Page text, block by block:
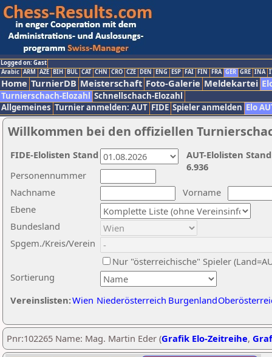
Logged on: Gast
Arabic ARM AZE BIH BUL CAT CHN CRO CZE DEN ENG ESP FAI FIN FRA GER GRE INA
Home TurnierDB Meisterschaft Foto-Galerie Meldekartei
Turnierschach-Elozahl Schnellschach-Elozahl
Allgemeines Turnier anmelden: AUT FIDE Spieler anmelden Elo
Willkommen bei den offiziellen
Nachname
Vorname
Ebene
Sortierung
Personennummer
Bundesland
Spgem./Kreis/Verein
Nur "österreichische" Spieler
Vereinslisten:Wien Niederösterreich Burgenland
AUT-Elolisten
6.936
FIDE-Elolisten Stand
Pnr:102265 Name: Mag. Martin Eder (Grafik Elo-Zeitreihe,